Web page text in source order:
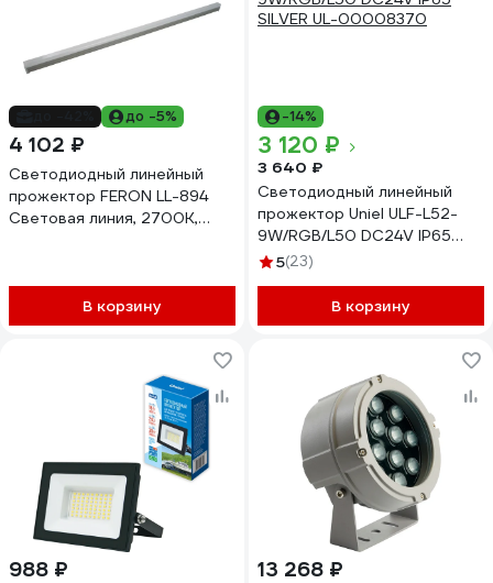
до -5%
4 102 ₽
Светодиодный линейный
прожектор FERON LL-894
Световая линия, 2700K,
В корзину
-14%
3 120 ₽
3 640 ₽
Светодиодный линейный
прожектор Uniel ULF-L52-
9W/RGB/L50 DC24V IP65
SILVER UL-00008370
5(23)
В корзину
988 ₽ 13 268 ₽